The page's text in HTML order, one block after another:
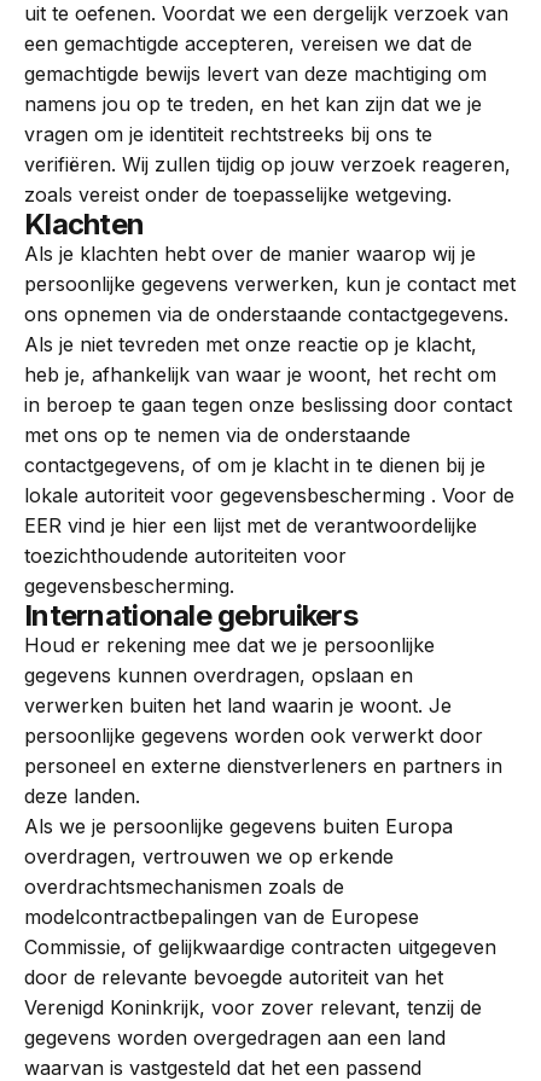
uit te oefenen. Voordat we een dergelijk verzoek van
een gemachtigde accepteren, vereisen we dat de
gemachtigde bewijs levert van deze machtiging om
namens jou op te treden, en het kan zijn dat we je
vragen om je identiteit rechtstreeks bij ons te
verifiëren. Wij zullen tijdig op jouw verzoek reageren,
zoals vereist onder de toepasselijke wetgeving.
Klachten
Als je klachten hebt over de manier waarop wij je
persoonlijke gegevens verwerken, kun je contact met
ons opnemen via de onderstaande contactgegevens.
Als je niet tevreden met onze reactie op je klacht,
heb je, afhankelijk van waar je woont, het recht om
in beroep te gaan tegen onze beslissing door contact
met ons op te nemen via de onderstaande
contactgegevens, of om je klacht in te dienen bij je
lokale autoriteit voor gegevensbescherming . Voor de
EER vind je hier een lijst met de verantwoordelijke
toezichthoudende autoriteiten voor
gegevensbescherming.
Internationale gebruikers
Houd er rekening mee dat we je persoonlijke
gegevens kunnen overdragen, opslaan en
verwerken buiten het land waarin je woont. Je
persoonlijke gegevens worden ook verwerkt door
personeel en externe dienstverleners en partners in
deze landen.
Als we je persoonlijke gegevens buiten Europa
overdragen, vertrouwen we op erkende
overdrachtsmechanismen zoals de
modelcontractbepalingen van de Europese
Commissie, of gelijkwaardige contracten uitgegeven
door de relevante bevoegde autoriteit van het
Verenigd Koninkrijk, voor zover relevant, tenzij de
gegevens worden overgedragen aan een land
waarvan is vastgesteld dat het een passend